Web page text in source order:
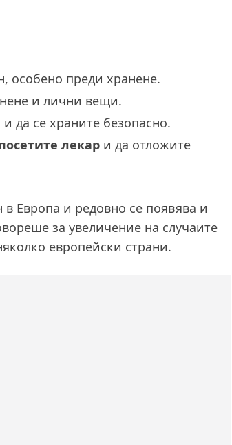
особено преди хранене.
и лични вещи.
да се храните безопасно.
лекар и да отложите
Европа и редовно се появява и
за увеличение на случаите
европейски страни.